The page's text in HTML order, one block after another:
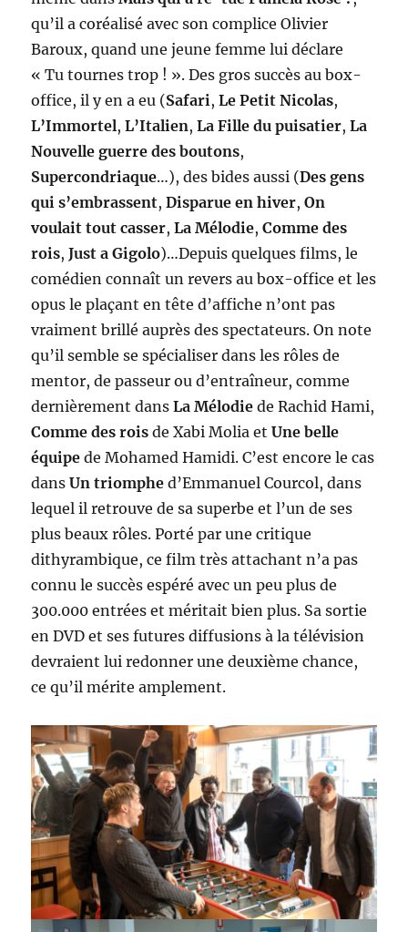
qu’il a coréalisé avec son complice Olivier
Baroux, quand une jeune femme lui déclare
« Tu tournes trop ! ». Des gros succès au box-
office, il y en a eu (Safari,Le Petit Nicolas,
L’Immortel,L’Italien,La Fille du puisatier,La
Nouvelle guerre des boutons,
Supercondriaque…), des bides aussi (Des gens
qui s’embrassent,Disparue en hiver,On
voulait tout casser,La Mélodie,Comme des
rois,Just a Gigolo)…Depuis quelques films, le
comédien connaît un revers au box-office et les
opus le plaçant en tête d’affiche n’ont pas
vraiment brillé auprès des spectateurs. On note
qu’il semble se spécialiser dans les rôles de
mentor, de passeur ou d’entraîneur, comme
dernièrement dansLa Mélodiede Rachid Hami,
Comme des rois de Xabi Molia etUne belle
équipe de Mohamed Hamidi. C’est encore le cas
dansUn triomphed’Emmanuel Courcol, dans
lequel il retrouve de sa superbe et l’un de ses
plus beaux rôles. Porté par une critique
dithyrambique, ce film très attachant n’a pas
connu le succès espéré avec un peu plus de
300.000 entrées et méritait bien plus. Sa sortie
en DVD et ses futures diffusions à la télévision
devraient lui redonner une deuxième chance,
ce qu’il mérite amplement.